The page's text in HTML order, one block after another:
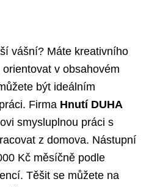
vášní? Máte kreativního
v obsahovém
být ideálním
Firma Hnutí DUHA
smysluplnou práci s
z domova. Nástupní
Kč měsíčně podle
Těšit se můžete na